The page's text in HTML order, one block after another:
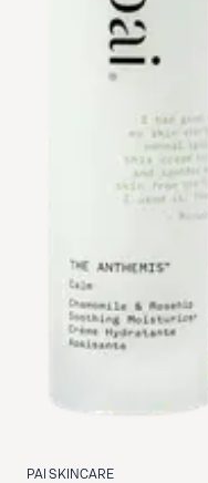
PAI SKINCARE